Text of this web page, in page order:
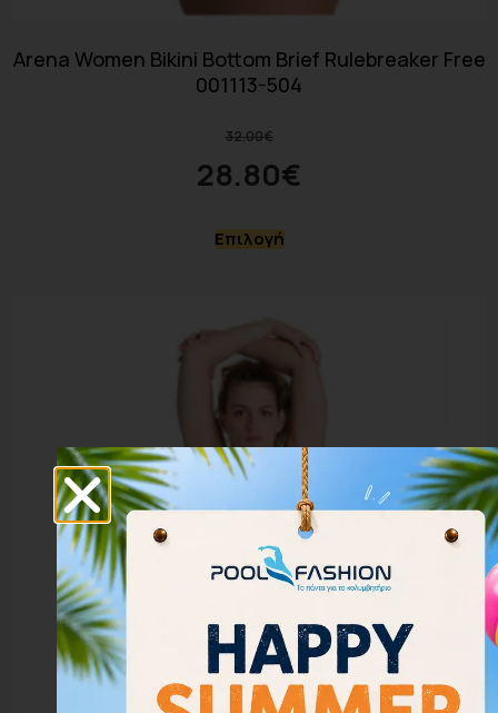
Arena Women Bikini Bottom Brief Rulebreaker Free
001113-504
32.00€
28.80€
Επιλογή